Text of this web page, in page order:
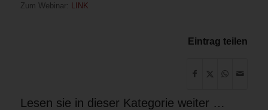
Zum Webinar: LINK
Eintrag teilen
Lesen sie in dieser Kategorie weiter …